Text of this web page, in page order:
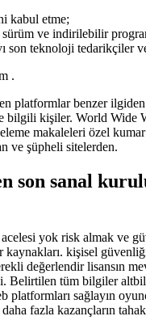
kabul etme;
ve indirilebilir
son teknoloji tedarikçiler
.
platformlar benzer
bilgili kişiler. World Wide
makaleleri özel
ve şüpheli sitelerden.
son sanal
yok risk almak ve
kaynakları. kişisel
değerlendir lisansın
Belirtilen tüm bilgiler
platformları sağlayın
fazla kazançların